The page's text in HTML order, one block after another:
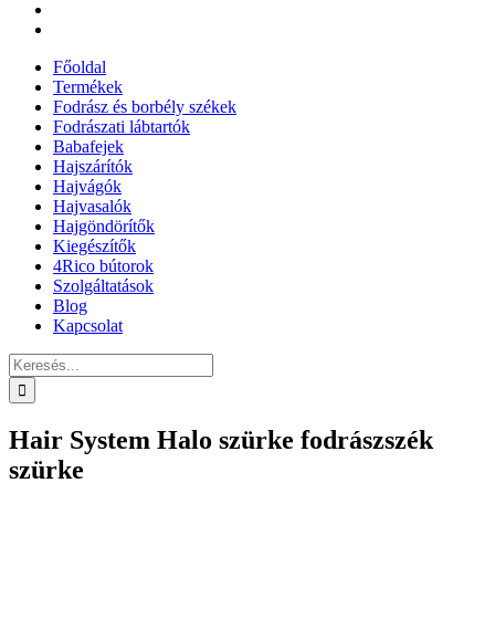
Főoldal
Termékek
Fodrász és borbély székek
Fodrászati lábtartók
Babafejek
Hajszárítók
Hajvágók
Hajvasalók
Hajgöndörítők
Kiegészítők
4Rico bútorok
Szolgáltatások
Blog
Kapcsolat
Keresés...
Hair System Halo szürke fodrászszék
szürke